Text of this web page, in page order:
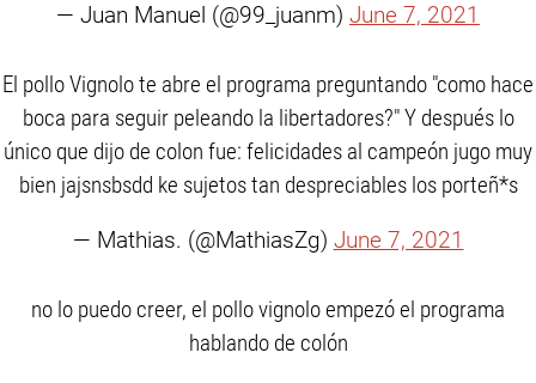
— Juan Manuel (@99_juanm) June 7, 2021
El pollo Vignolo te abre el programa preguntando "como hace
boca para seguir peleando la libertadores?" Y después lo
único que dijo de colon fue: felicidades al campeón jugo muy
bien jajsnsbsdd ke sujetos tan despreciables los porteñ*s
— Mathias. (@MathiasZg) June 7, 2021
no lo puedo creer, el pollo vignolo empezó el programa
hablando de colón